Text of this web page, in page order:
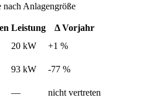
nach Anlagengröße
Leistung
Δ Vorjahr
20 kW
+1 %
93 kW
-77 %
—
nicht vertreten